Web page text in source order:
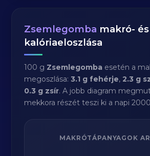
Zsemlegomba makró- és
kalóriaeloszlása
100 g Zsemlegomba esetén a
megoszlása:3.1 g fehérje,2.3 g
0.3 g zsír. A jobb diagram
mekkora részét teszi ki a napi
MAKRÓTÁPANYAGOK